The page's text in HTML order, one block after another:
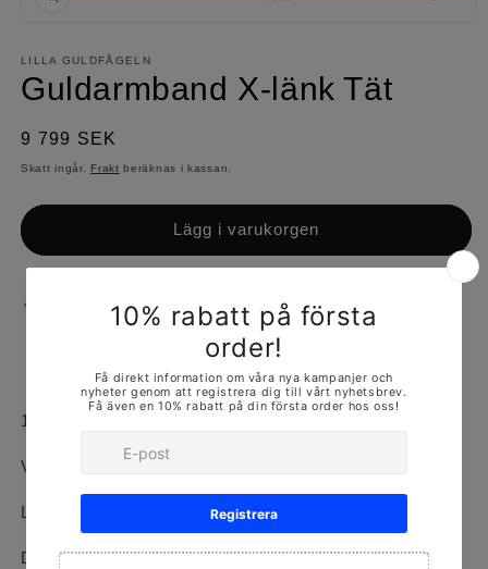
1
modalfönster
LILLA GULDFÅGELN
Guldarmband X-länk Tät
Ordinarie
pris
9 799 SEK
Skatt ingår. Frakt beräknas i kassan.
Lägg i varukorgen
Hämtning tillgänglig på ORMINGEPLAN 3
Vanligtvis redo inom 24 timmar
18k rödguld
Vikt: 3.4g
Längd: 17cm
Denna produkt finns i olika storlekar och mått, kontakta